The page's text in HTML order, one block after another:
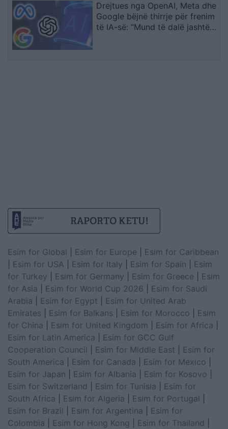
Drejtues nga OpenAI, Meta dhe
Google bëjnë thirrje për frenim
të IA-së: “Mund të dalë jashtë
Esim for Global Esim for Europe
Esim for Caribbean
Esim for USA Esim for Italy Esim for Spain
Esim
for Turkey
Esim for Germany Esim for Greece
Esim
for Asia
Esim for World Cup 2026
Esim for Saudi
Arabia
Esim for Egypt
Esim for United Arab
Emirates
Esim for Balkans Esim for Morocco
Esim
for China
Esim for United Kingdom Esim for Africa
Esim for Latin America
Esim for GCC Gulf
Cooperation Council
Esim for Middle East
Esim for
South America
Esim for Canada Esim for Mexico
Esim for Japan
Esim for Albania Esim for Kosovo
Esim for Switzerland
Esim for Tunisia
Esim for
South Africa
Esim for Algeria Esim for Portugal
Esim for Brazil
Esim for Argentina
Esim for
Colombia
Esim for Hong Kong Esim for Thailand